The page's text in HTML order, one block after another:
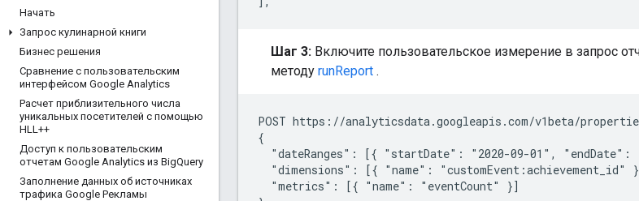
Начать
Запрос кулинарной книги
Бизнес решения
Сравнение с пользовательским
интерфейсом Google Analytics
Расчет приблизительного числа
уникальных посетителей с помощью
HLL++
Доступ к пользовательским
отчетам Google Analytics из BigQuery
Заполнение данных об источниках
трафика Google Рекламы
Шаг 3: Включите пользовательское измерение в запрос
методу runReport .
POST https://analyticsdata.googleapis.com/v1beta/properties/
{
"dateRanges": [{ "startDate": "2020-09-01", "endDate":
"dimensions": [{ "name": "customEvent:achievement_id"
  "metrics": [{ "name": "eventCount" }]